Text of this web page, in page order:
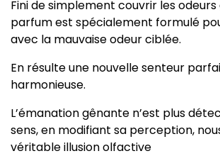
Fini de simplement couvrir les odeurs
parfum est spécialement formulé
avec la mauvaise odeur ciblée.
En résulte une nouvelle senteur
harmonieuse.
L’émanation gênante n’est plus
sens, en modifiant sa perception,
véritable illusion olfactive